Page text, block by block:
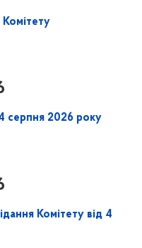
Комітету
серпня 2026 року
Комітету від 4